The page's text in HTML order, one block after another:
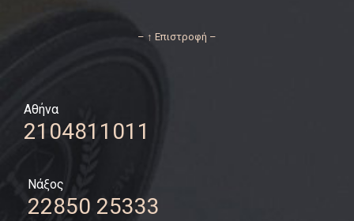
– ↑ Επιστροφή –
Αθήνα
2104811011
Νάξος
22850 25333